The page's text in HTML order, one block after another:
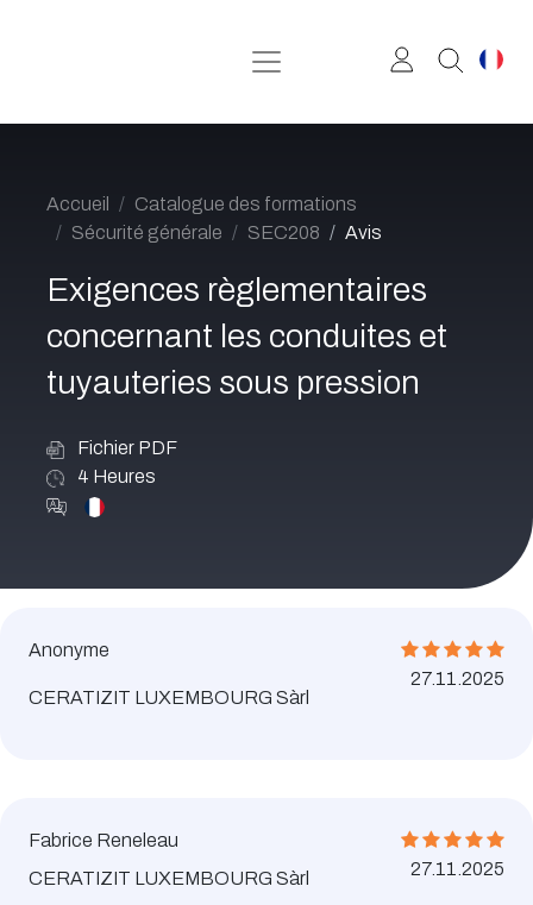
Accueil
Catalogue des formations
Sécurité générale
SEC208 Avis
Exigences règlementaires
concernant les conduites et
tuyauteries sous pression
Fichier PDF
4 Heures
Anonyme
CERATIZIT LUXEMBOURG Sàrl
27.11.2025
Fabrice Reneleau
CERATIZIT LUXEMBOURG Sàrl
27.11.2025